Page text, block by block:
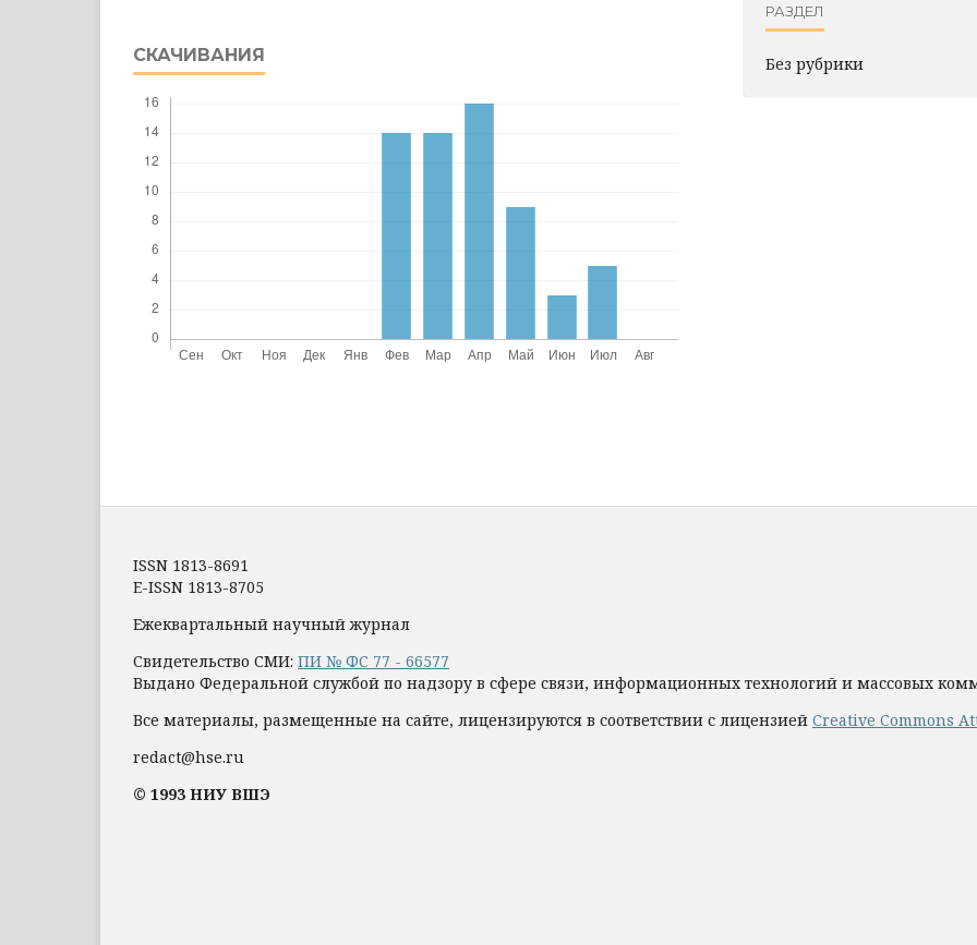
СКАЧИВАНИЯ
РАЗДЕЛ
Без рубрики
ISSN 1813-8691
E-ISSN 1813-8705
Ежеквартальный научный журнал
Свидетельство СМИ: ПИ № ФС 77 - 66577
Выдано Федеральной службой по надзору в сфере связи, информационных технологий и массовых
Все материалы, размещенные на сайте, лицензируются в соответствии с лицензией Creative Commons
redact@hse.ru
© 1993 НИУ ВШЭ